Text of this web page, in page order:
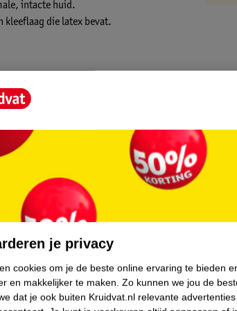
intacte huid.
kleeflaag die latex bevat.
je privacy
cookies om je de beste online ervaring te bieden
en makkelijker te maken. Zo kunnen we jou de
dat je ook buiten Kruidvat.nl relevante advertenties